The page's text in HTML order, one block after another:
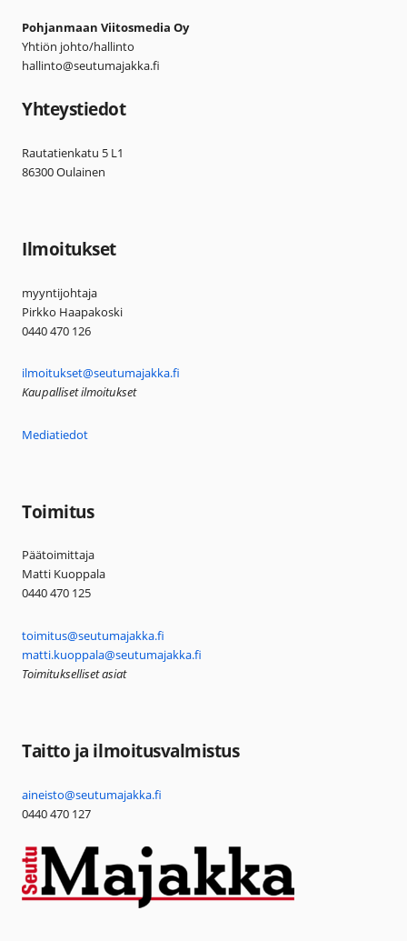
Pohjanmaan Viitosmedia Oy
Yhtiön johto/hallinto
hallinto@seutumajakka.fi
Yhteystiedot
Rautatienkatu 5 L1
86300 Oulainen
Ilmoitukset
myyntijohtaja
Pirkko Haapakoski
0440 470 126
ilmoitukset@seutumajakka.fi
Kaupalliset ilmoitukset
Mediatiedot
Toimitus
Päätoimittaja
Matti Kuoppala
0440 470 125
toimitus@seutumajakka.fi
matti.kuoppala@seutumajakka.fi
Toimitukselliset asiat
Taitto ja ilmoitusvalmistus
aineisto@seutumajakka.fi
0440 470 127